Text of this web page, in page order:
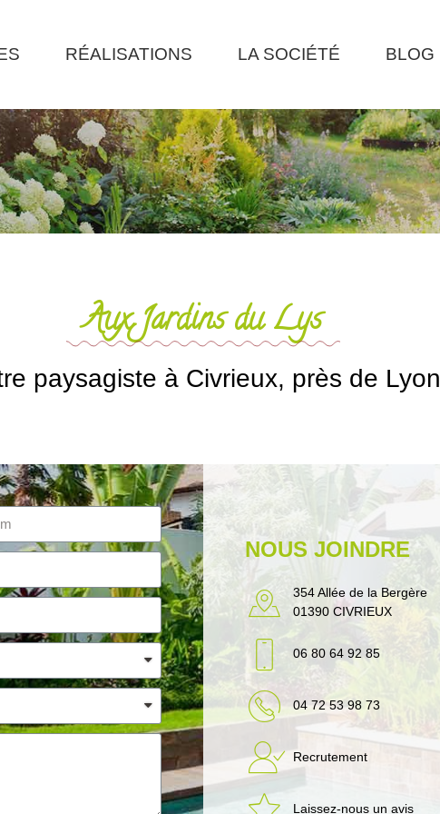
RÉALISATIONS LA SOCIÉTÉ BLOG
Aux Jardins du Lys
paysagiste à Civrieux, près de Lyon
NOUS JOINDRE
354 Allée de la Bergère
01390 CIVRIEUX
06 80 64 92 85
04 72 53 98 73
Recrutement
Laissez-nous un avis